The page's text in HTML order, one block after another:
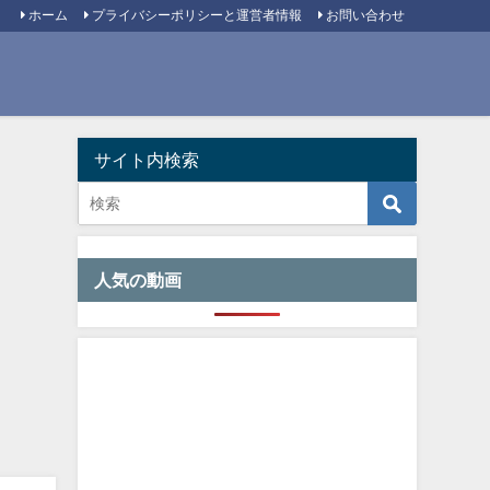
ホーム プライバシーポリシーと運営者情報 お問い合わせ
サイト内検索
人気の動画